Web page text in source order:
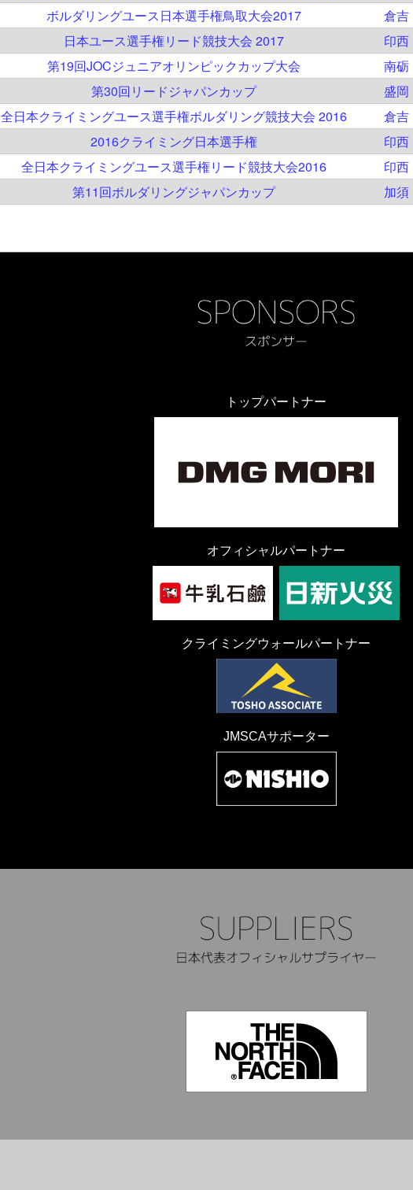
ボルダリングユース日本選手権鳥取大会2017 倉吉
日本ユース選手権リード競技大会 2017 印西
第19回JOCジュニアオリンピックカップ大会 南砺
第30回リードジャパンカップ 盛岡
全日本クライミングユース選手権ボルダリング競技大会 2016 倉吉
2016クライミング日本選手権 印西
全日本クライミングユース選手権リード競技大会2016 印西
第11回ボルダリングジャパンカップ 加須
トップパートナー
オフィシャルパートナー
クライミングウォールパートナー
JMSCAサポーター